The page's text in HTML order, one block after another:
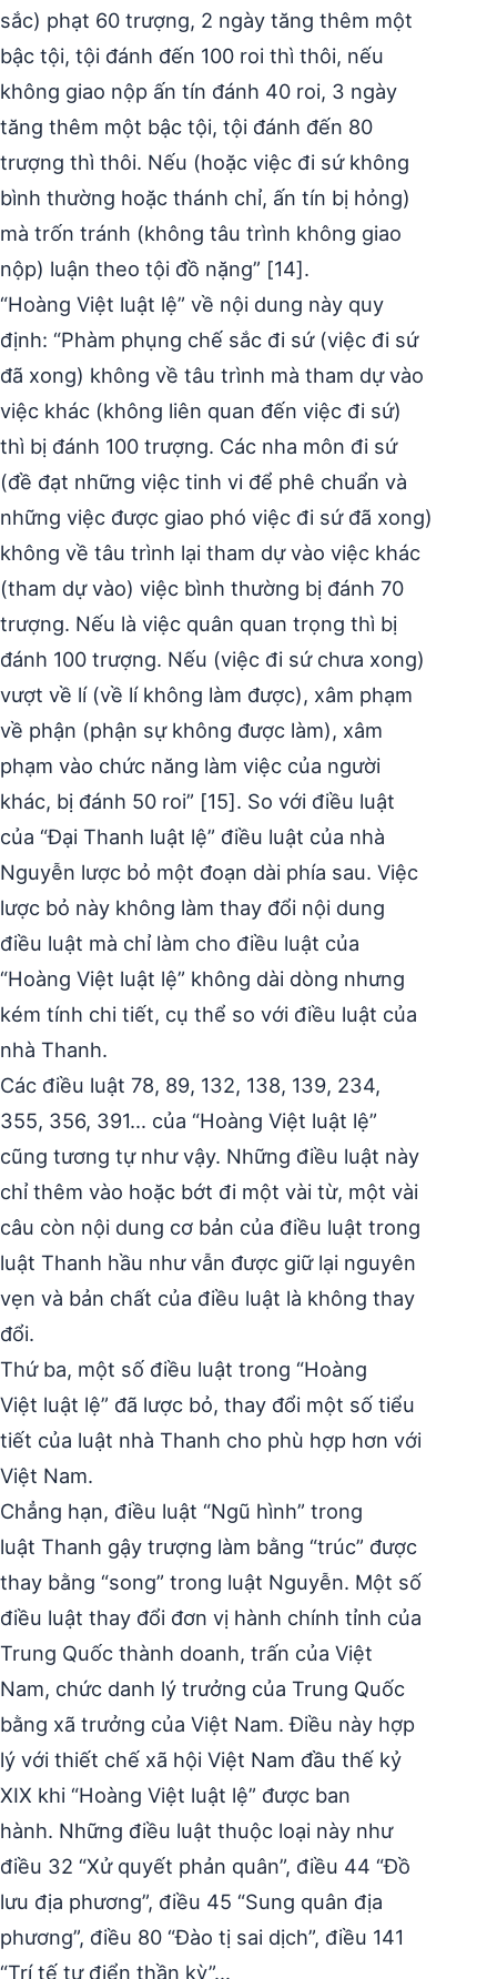
sắc) phạt 60 trượng, 2 ngày tăng thêm một
bậc tội, tội đánh đến 100 roi thì thôi, nếu
không giao nộp ấn tín đánh 40 roi, 3 ngày
tăng thêm một bậc tội, tội đánh đến 80
trượng thì thôi. Nếu (hoặc việc đi sứ không
bình thường hoặc thánh chỉ, ấn tín bị hỏng)
mà trốn tránh (không tâu trình không giao
nộp) luận theo tội đồ nặng” [14].
“Hoàng Việt luật lệ” về nội dung này quy
định: “Phàm phụng chế sắc đi sứ (việc đi sứ
đã xong) không về tâu trình mà tham dự vào
việc khác (không liên quan đến việc đi sứ)
thì bị đánh 100 trượng. Các nha môn đi sứ
(đề đạt những việc tinh vi để phê chuẩn và
những việc được giao phó việc đi sứ đã xong)
không về tâu trình lại tham dự vào việc khác
(tham dự vào) việc bình thường bị đánh 70
trượng. Nếu là việc quân quan trọng thì bị
đánh 100 trượng. Nếu (việc đi sứ chưa xong)
vượt về lí (về lí không làm được), xâm phạm
về phận (phận sự không được làm), xâm
phạm vào chức năng làm việc của người
khác, bị đánh 50 roi” [15]. So với điều luật
của “Đại Thanh luật lệ” điều luật của nhà
Nguyễn lược bỏ một đoạn dài phía sau. Việc
lược bỏ này không làm thay đổi nội dung
điều luật mà chỉ làm cho điều luật của
“Hoàng Việt luật lệ” không dài dòng nhưng
kém tính chi tiết, cụ thể so với điều luật của
nhà Thanh.
Các điều luật 78, 89, 132, 138, 139, 234,
355, 356, 391… của “Hoàng Việt luật lệ”
cũng tương tự như vậy. Những điều luật này
chỉ thêm vào hoặc bớt đi một vài từ, một vài
câu còn nội dung cơ bản của điều luật trong
luật Thanh hầu như vẫn được giữ lại nguyên
vẹn và bản chất của điều luật là không thay
đổi.
Thứ ba, một số điều luật trong “Hoàng
Việt luật lệ” đã lược bỏ, thay đổi một số tiểu
tiết của luật nhà Thanh cho phù hợp hơn với
Việt Nam.
Chẳng hạn, điều luật “Ngũ hình” trong
luật Thanh gậy trượng làm bằng “trúc” được
thay bằng “song” trong luật Nguyễn. Một số
điều luật thay đổi đơn vị hành chính tỉnh của
Trung Quốc thành doanh, trấn của Việt
Nam, chức danh lý trưởng của Trung Quốc
bằng xã trưởng của Việt Nam. Điều này hợp
lý với thiết chế xã hội Việt Nam đầu thế kỷ
XIX khi “Hoàng Việt luật lệ” được ban
hành. Những điều luật thuộc loại này như
điều 32 “Xử quyết phản quân”, điều 44 “Đồ
lưu địa phương”, điều 45 “Sung quân địa
phương”, điều 80 “Đào tị sai dịch”, điều 141
“Trí tế tự điển thần kỳ”…